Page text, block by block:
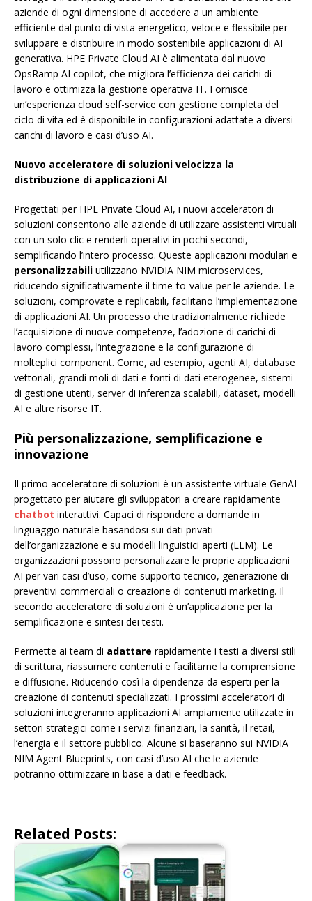
aziende di ogni dimensione di accedere a un ambiente
efficiente dal punto di vista energetico, veloce e flessibile per
sviluppare e distribuire in modo sostenibile applicazioni di AI
generativa. HPE Private Cloud AI è alimentata dal nuovo
OpsRamp AI copilot, che migliora l’efficienza dei carichi di
lavoro e ottimizza la gestione operativa IT. Fornisce
un’esperienza cloud self-service con gestione completa del
ciclo di vita ed è disponibile in configurazioni adattate a diversi
carichi di lavoro e casi d’uso AI.
Nuovo acceleratore di soluzioni velocizza la
distribuzione di applicazioni AI
Progettati per HPE Private Cloud AI, i nuovi acceleratori di
soluzioni consentono alle aziende di utilizzare assistenti virtuali
con un solo clic e renderli operativi in pochi secondi,
semplificando l’intero processo. Queste applicazioni modulari e
personalizzabili utilizzano NVIDIA NIM microservices,
riducendo significativamente il time-to-value per le aziende. Le
soluzioni, comprovate e replicabili, facilitano l’implementazione
di applicazioni AI. Un processo che tradizionalmente richiede
l’acquisizione di nuove competenze, l’adozione di carichi di
lavoro complessi, l’integrazione e la configurazione di
molteplici component. Come, ad esempio, agenti AI, database
vettoriali, grandi moli di dati e fonti di dati eterogenee, sistemi
di gestione utenti, server di inferenza scalabili, dataset, modelli
AI e altre risorse IT.
Più personalizzazione, semplificazione e
innovazione
Il primo acceleratore di soluzioni è un assistente virtuale GenAI
progettato per aiutare gli sviluppatori a creare rapidamente
chatbot interattivi. Capaci di rispondere a domande in
linguaggio naturale basandosi sui dati privati
dell’organizzazione e su modelli linguistici aperti (LLM). Le
organizzazioni possono personalizzare le proprie applicazioni
AI per vari casi d’uso, come supporto tecnico, generazione di
preventivi commerciali o creazione di contenuti marketing. Il
secondo acceleratore di soluzioni è un’applicazione per la
semplificazione e sintesi dei testi.
Permette ai team di adattare rapidamente i testi a diversi stili
di scrittura, riassumere contenuti e facilitarne la comprensione
e diffusione. Riducendo così la dipendenza da esperti per la
creazione di contenuti specializzati. I prossimi acceleratori di
soluzioni integreranno applicazioni AI ampiamente utilizzate in
settori strategici come i servizi finanziari, la sanità, il retail,
l’energia e il settore pubblico. Alcune si baseranno sui NVIDIA
NIM Agent Blueprints, con casi d’uso AI che le aziende
potranno ottimizzare in base a dati e feedback.
Related Posts: